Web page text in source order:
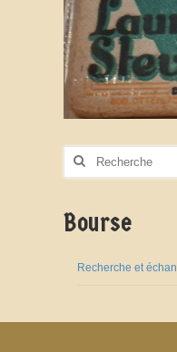
Rechercher
Bourse
Recherche et